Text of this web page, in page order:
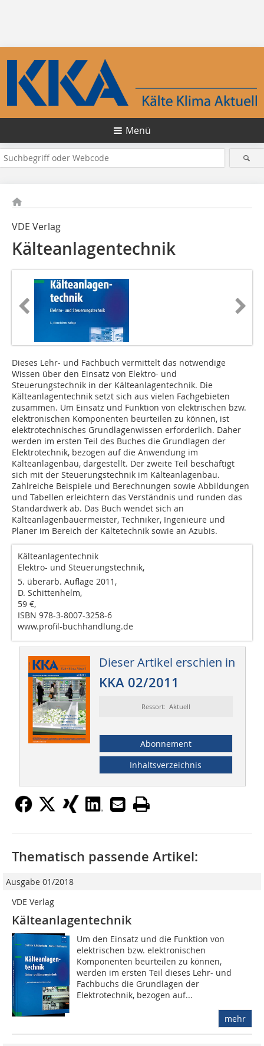
Menü
VDE Verlag
Kälteanlagentechnik
Dieses Lehr- und Fachbuch vermittelt das notwendige
Wissen über den Einsatz von Elektro- und
Steuerungstechnik in der Kälteanlagentechnik. Die
Kälteanlagentechnik setzt sich aus vielen Fachgebieten
zusammen. Um Einsatz und Funktion von elektrischen bzw.
elektronischen Komponenten beurteilen zu können, ist
elektrotechnisches Grundlagenwissen erforderlich. Daher
werden im ersten Teil des Buches die Grundlagen der
Elektrotechnik, bezogen auf die Anwendung im
Kälteanlagenbau, dargestellt. Der zweite Teil beschäftigt
sich mit der Steuerungstechnik im Kälteanlagenbau.
Zahlreiche Beispiele und Berechnungen sowie Abbildungen
und Tabellen erleichtern das Verständnis und runden das
Standardwerk ab. Das Buch wendet sich an
Kälteanlagenbauermeister, Techniker, Ingenieure und
Planer im Bereich der Kältetechnik sowie an Azubis.
Kälteanlagentechnik
Elektro- und Steuerungstechnik,
5. überarb. Auflage 2011,
D. Schittenhelm,
59 €,
ISBN 978-3-8007-3258-6
www.profil-buchhandlung.de
Dieser Artikel erschien in
KKA 02/2011
Ressort: Aktuell
Abonnement
Inhaltsverzeichnis
Thematisch passende Artikel:
Ausgabe 01/2018
VDE Verlag
Kälteanlagentechnik
Um den Einsatz und die Funktion von
elektrischen bzw. elektronischen
Komponenten beurteilen zu können,
werden im ersten Teil dieses Lehr- und
Fachbuchs die Grundlagen der
Elektrotechnik, bezogen auf...
mehr